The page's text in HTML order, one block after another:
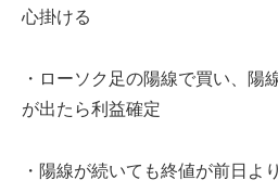
心掛ける
・ローソク足の陽線で買い、陽
が出たら利益確定
・陽線が続いても終値が前日よ